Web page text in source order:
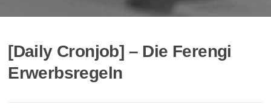
[Daily Cronjob] – Die Ferengi
Erwerbsregeln